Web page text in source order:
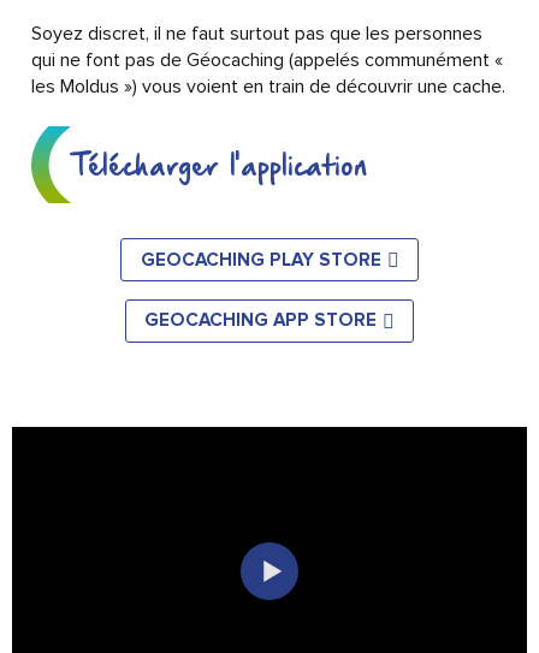
Soyez discret, il ne faut surtout pas que les personnes
qui ne font pas de Géocaching (appelés communément «
les Moldus ») vous voient en train de découvrir une cache.
Télécharger l'application
GEOCACHING PLAY STORE
GEOCACHING APP STORE